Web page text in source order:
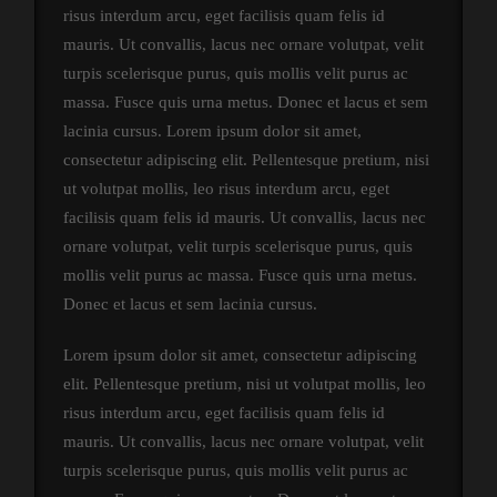
risus interdum arcu, eget facilisis quam felis id
mauris. Ut convallis, lacus nec ornare volutpat, velit
turpis scelerisque purus, quis mollis velit purus ac
massa. Fusce quis urna metus. Donec et lacus et sem
lacinia cursus. Lorem ipsum dolor sit amet,
consectetur adipiscing elit. Pellentesque pretium, nisi
ut volutpat mollis, leo risus interdum arcu, eget
facilisis quam felis id mauris. Ut convallis, lacus nec
ornare volutpat, velit turpis scelerisque purus, quis
mollis velit purus ac massa. Fusce quis urna metus.
Donec et lacus et sem lacinia cursus.
Lorem ipsum dolor sit amet, consectetur adipiscing
elit. Pellentesque pretium, nisi ut volutpat mollis, leo
risus interdum arcu, eget facilisis quam felis id
mauris. Ut convallis, lacus nec ornare volutpat, velit
turpis scelerisque purus, quis mollis velit purus ac